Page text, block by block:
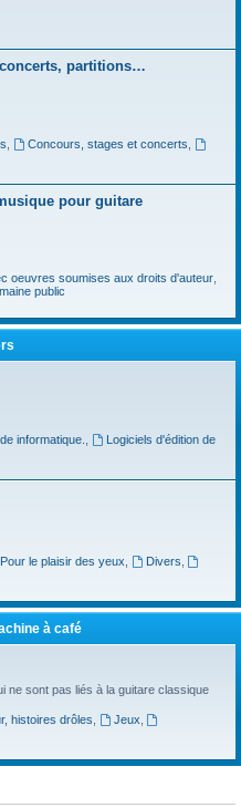
partitions…
Concours, stages et concerts
pour guitare
oeuvres soumises aux droits d'auteur,
public
informatique.
Logiciels d'édition de
Pour le plaisir des yeux Divers
à café
ne sont pas liés à la guitare classique
histoires drôles Jeux